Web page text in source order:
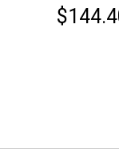
$144.400